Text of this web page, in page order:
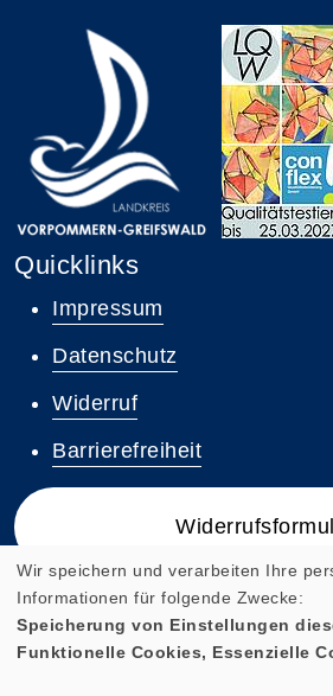
Quicklinks
Impressum
Datenschutz
Widerruf
Barrierefreiheit
Cookie Einstellungen
Wir speichern und verarbeiten Ihre
Informationen für folgende Zwecke:
Speicherung von Einstellungen
Funktionelle Cookies, Essenzielle